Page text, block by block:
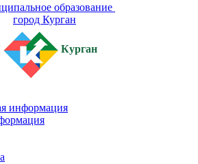
образование
город Курган
Курган
информация